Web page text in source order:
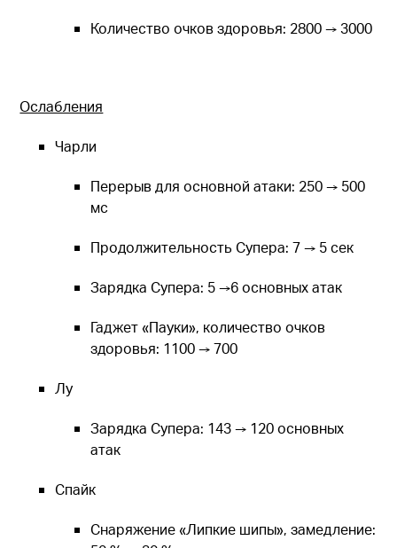
Количество очков здоровья: 2800 → 3000
Ослабления
Чарли
Перерыв для основной атаки: 250 → 500
мс
Продолжительность Супера: 7 → 5 сек
Зарядка Супера: 5 →6 основных атак
Гаджет «Пауки», количество очков
здоровья: 1100 → 700
Лу
Зарядка Супера: 143 → 120 основных
атак
Спайк
Снаряжение «Липкие шипы», замедление: